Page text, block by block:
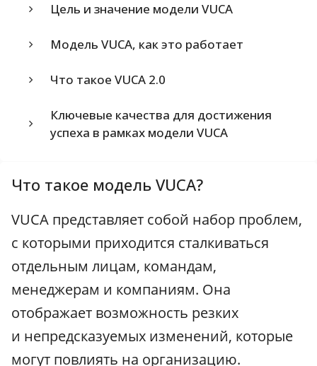
Цель и значение модели VUCA
Модель VUCA, как это работает
Что такое VUCA 2.0
Ключевые качества для достижения
успеха в рамках модели VUCA
Что такое модель VUCA?
VUCA представляет собой набор проблем,
с которыми приходится сталкиваться
отдельным лицам, командам,
менеджерам и компаниям. Она
отображает возможность резких
и непредсказуемых изменений, которые
могут повлиять на организацию.